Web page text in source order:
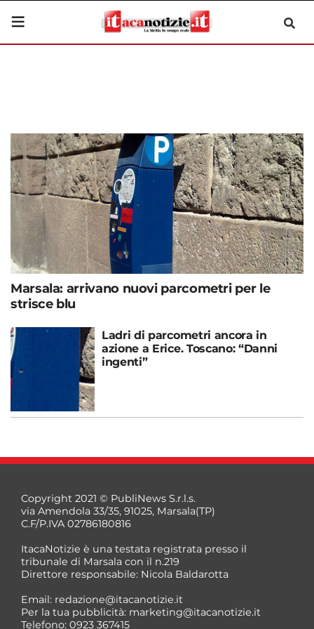
Marsala: arrivano nuovi parcometri per le
strisce blu
Ladri di parcometri ancora in
azione a Erice. Toscano: “Danni
ingenti”
Copyright 2021 © PubliNews S.r.l.s.
via Amendola 33/35, 91025, Marsala(TP)
C.F/P.IVA 02786180816
ItacaNotizie è una testata registrata presso il
tribunale di Marsala con il n.219
Direttore responsabile: Nicola Baldarotta
Email: redazione@itacanotizie.it
Per la tua pubblicità: marketing@itacanotizie.it
Telefono: 0923 367415